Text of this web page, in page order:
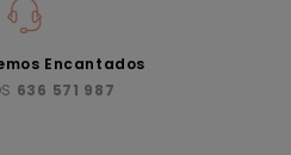
Encantados
636 571 987